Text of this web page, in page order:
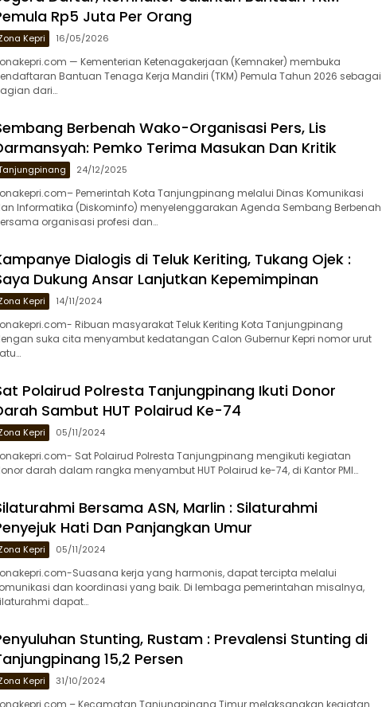
Rp5 Juta Per Orang
Kepri 16/05/2026
— Kementerian Ketenagakerjaan (Kemnaker) membuka
Bantuan Tenaga Kerja Mandiri (TKM) Pemula Tahun 2026 sebagai
dari…
Berbenah Wako-Organisasi Pers, Lis
Pemko Terima Masukan Dan Kritik
24/12/2025
Pemerintah Kota Tanjungpinang melalui Dinas Komunikasi
Informatika (Diskominfo) menyelenggarakan Agenda Sembang Berbenah
organisasi profesi dan…
Dialogis di Teluk Keriting, Tukang Ojek :
Dukung Ansar Lanjutkan Kepemimpinan
Kepri 14/11/2024
Ribuan masyarakat Teluk Keriting Kota Tanjungpinang
suka cita menyambut kedatangan Calon Gubernur Kepri nomor urut
Polairud Polresta Tanjungpinang Ikuti Donor
Sambut HUT Polairud Ke-74
Kepri 05/11/2024
Sat Polairud Polresta Tanjungpinang mengikuti kegiatan
darah dalam rangka menyambut HUT Polairud ke-74, di Kantor PMI…
Bersama ASN, Marlin : Silaturahmi
Hati Dan Panjangkan Umur
Kepri 05/11/2024
Suasana kerja yang harmonis, dapat tercipta melalui
dan koordinasi yang baik. Di lembaga pemerintahan misalnya,
dapat…
Stunting, Rustam : Prevalensi Stunting di
15,2 Persen
Kepri 31/10/2024
– Kecamatan Tanjungpinang Timur melaksanakan kegiatan